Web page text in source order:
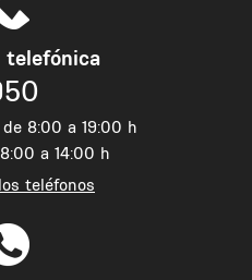
8:00 a 19:00 h
a 14:00 h
teléfonos